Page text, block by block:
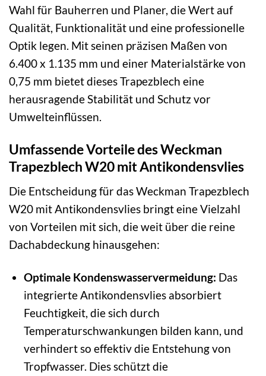
Wahl für Bauherren und Planer, die Wert auf
Qualität, Funktionalität und eine professionelle
Optik legen. Mit seinen präzisen Maßen von
6.400 x 1.135 mm und einer Materialstärke von
0,75 mm bietet dieses Trapezblech eine
herausragende Stabilität und Schutz vor
Umwelteinflüssen.
Umfassende Vorteile des Weckman
Trapezblech W20 mit Antikondensvlies
Die Entscheidung für das Weckman Trapezblech
W20 mit Antikondensvlies bringt eine Vielzahl
von Vorteilen mit sich, die weit über die reine
Dachabdeckung hinausgehen:
Optimale Kondenswasservermeidung: Das
integrierte Antikondensvlies absorbiert
Feuchtigkeit, die sich durch
Temperaturschwankungen bilden kann, und
verhindert so effektiv die Entstehung von
Tropfwasser. Dies schützt die